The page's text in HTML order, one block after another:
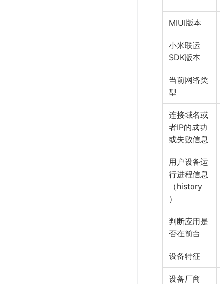
MIUI版本
小米联运
SDK版本
当前网络类
型
连接域名或
者IP的成功
或失败信息
用户设备运
行进程信息
（history
）
判断应用是
否在前台
设备特征
设备厂商